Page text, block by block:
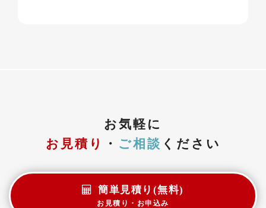
お気軽に
お見積り
・ ご相談 ください
簡単見積り(無料)
お見積り・お申込み